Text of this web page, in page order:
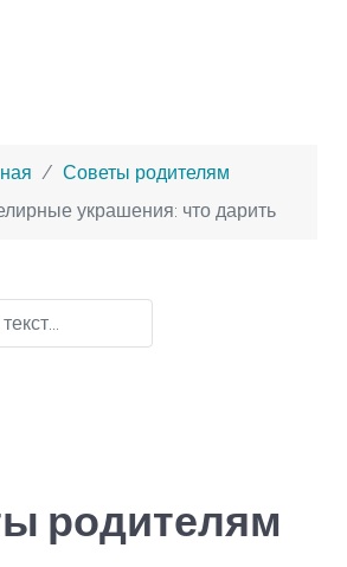
Советы родителям
украшения: что дарить
родителям